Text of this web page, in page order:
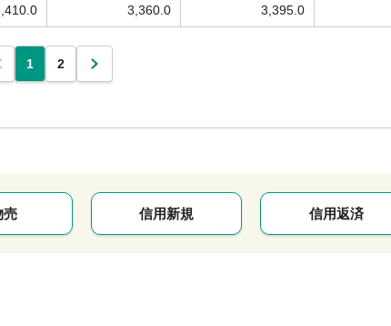
3,360.0 3,395.0
1 2
売 信用新規 信用返済